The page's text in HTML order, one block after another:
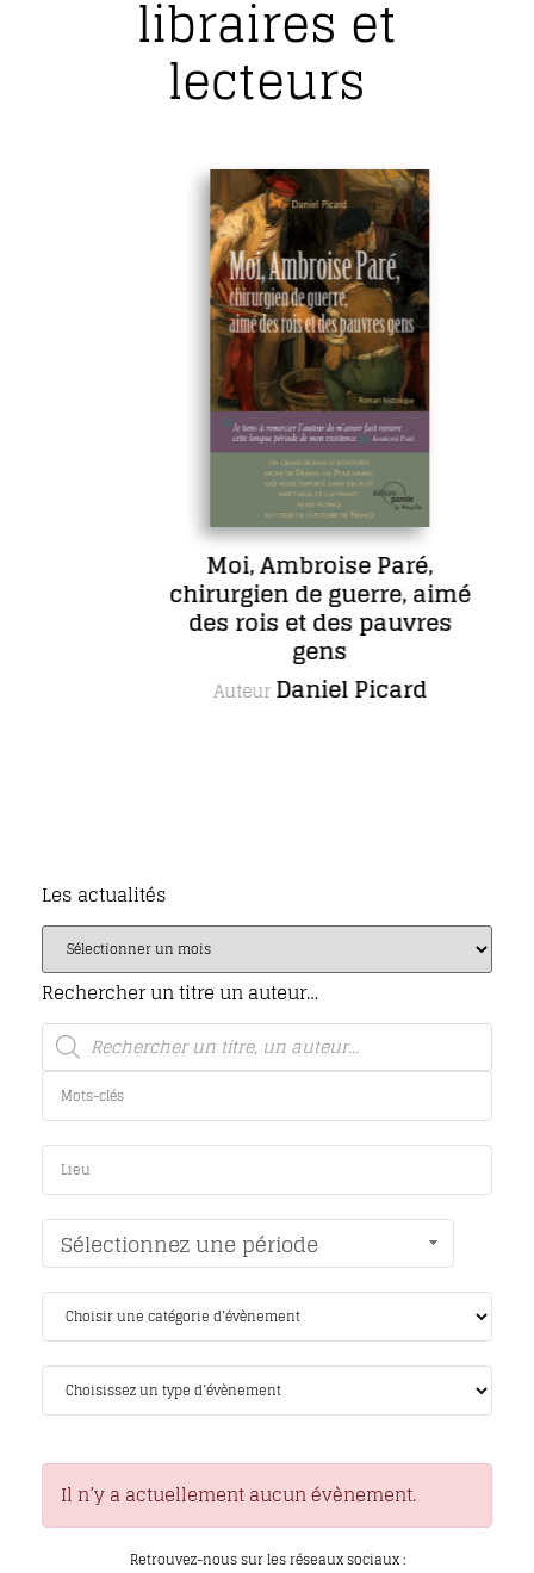
libraires et
lecteurs
Moi, Ambroise Paré,
chirurgien de guerre, aimé
des rois et des pauvres
gens
AuteurDaniel Picard
Les actualités
Rechercher un titre un auteur…
Sélectionnez une période
Il n’y a actuellement aucun évènement.
Retrouvez-nous sur les réseaux sociaux :